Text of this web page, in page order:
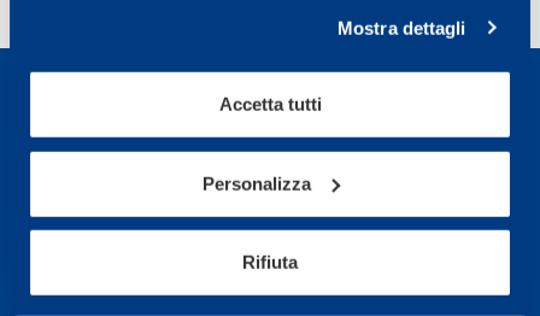
Mostra dettagli
Accetta tutti
Personalizza
Rifiuta
Sport Service Mapei S.r.l. - Via Busto Fagnano 38,
21057 Olgiate Olona (Varese) Italia.